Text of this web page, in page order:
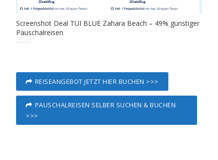
Screenshot Deal TUI BLUE Zahara Beach – 49% günstiger
Pauschalreisen
REISEANGEBOT JETZT HIER BUCHEN >>>
PAUSCHALREISEN SELBER SUCHEN & BUCHEN
>>>